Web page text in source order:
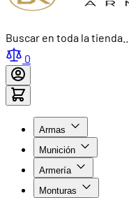
Buscar en toda la tienda...
0
Armas
Munición
Armería
Monturas